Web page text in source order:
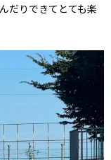
だりできてとても楽